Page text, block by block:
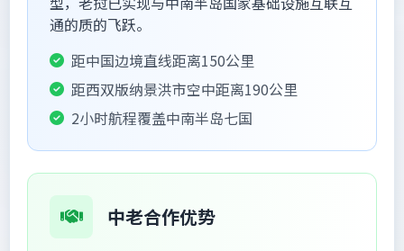
通的质的飞跃。
距中国边境直线距离150公里
距西双版纳景洪市空中距离190公里
2小时航程覆盖中南半岛七国
中老合作优势